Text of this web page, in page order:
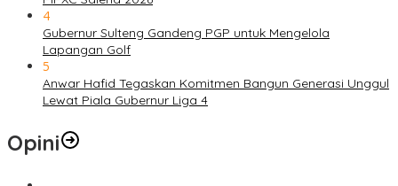
4
Gubernur Sulteng Gandeng PGP untuk Mengelola
Lapangan Golf
5
Anwar Hafid Tegaskan Komitmen Bangun Generasi Unggul
Lewat Piala Gubernur Liga 4
Opini